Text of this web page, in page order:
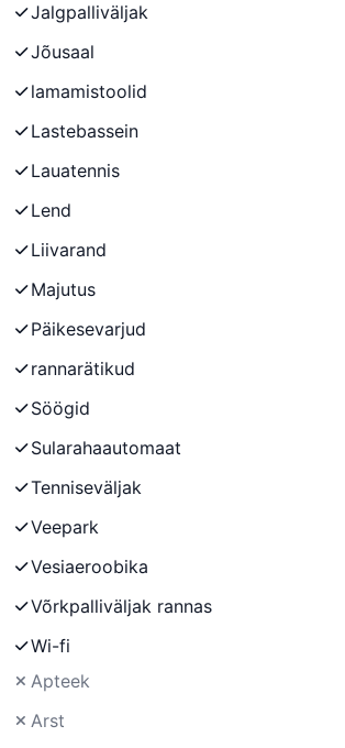
Jalgpalliväljak
Jõusaal
lamamistoolid
Lastebassein
Lauatennis
Lend
Liivarand
Majutus
Päikesevarjud
rannarätikud
Söögid
Sularahaautomaat
Tenniseväljak
Veepark
Vesiaeroobika
Võrkpalliväljak rannas
Wi-fi
Apteek
Arst